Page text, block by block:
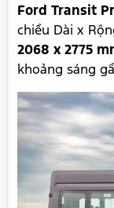
Ford Transit
chiều Dài x
2068 x 2775
khoảng sáng